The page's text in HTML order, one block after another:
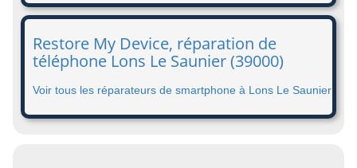
Restore My Device, réparation de
téléphone Lons Le Saunier (39000)
Voir tous les réparateurs de smartphone à Lons Le Saunier